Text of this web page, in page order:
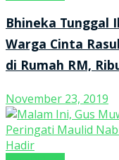
Bhineka Tunggal
Warga Cinta
di Rumah RM,
November 23, 2019